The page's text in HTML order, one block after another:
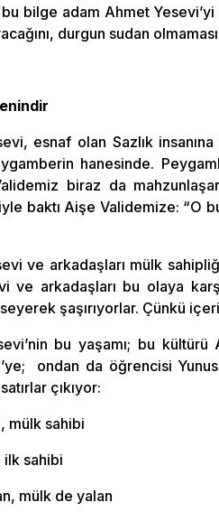
bilge adam Ahmet Yesevi’yi
durgun sudan
esnaf olan Sazlık
hanesinde.
biraz da
baktı Aişe Validemize: “O
ve arkadaşları mülk
ve arkadaşları bu olaya
şaşırıyorlar. Çünkü
bu yaşamı; bu kültürü
ondan da öğrencisi
çıkıyor:
mülk sahibi
ilk sahibi
mülk de yalan